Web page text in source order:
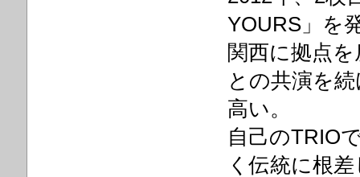
YOURS」を
関西に拠点
との共演を
高い。
自己のTRIO
く伝統に根